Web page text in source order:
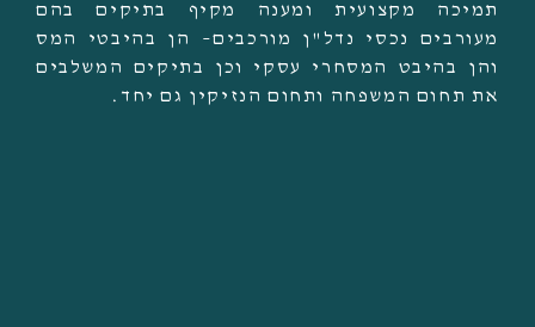
תמיכה מקצועית ומענה מקיף בתיקים בהם
מעורבים נכסי נדל"ן מורכבים– הן בהיבטי המס
והן בהיבט המסחרי עסקי וכן בתיקים המשלבים
את תחום המשפחה ותחום הנזיקין גם יחד.